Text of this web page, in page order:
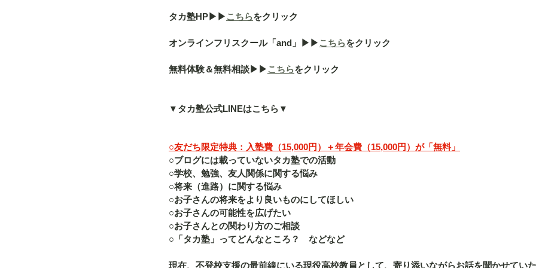
タカ塾HP▶︎▶︎こちらをクリック
オンラインフリスクール「and」▶︎▶︎こちらをクリック
無料体験＆無料相談▶︎▶︎こちらをクリック
▼タカ塾公式LINEはこちら▼
○友だち限定特典：入塾費（15,000円）＋年会費（15,000円）が「無料」
○ブログには載っていないタカ塾での活動
○学校、勉強、友人関係に関する悩み
○将来（進路）に関する悩み
○お子さんの将来をより良いものにしてほしい
○お子さんの可能性を広げたい
○お子さんとの関わり方のご相談
○「タカ塾」ってどんなところ？　などなど
現在、不登校支援の最前線にいる現役高校教員として、寄り添いながらお話を聞かせてい